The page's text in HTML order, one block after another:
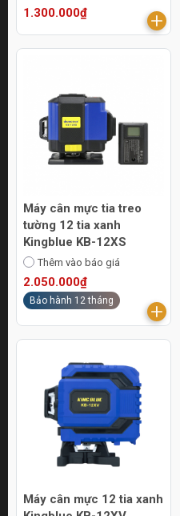
1.300.000₫
Máy cân mực tia treo
tường 12 tia xanh
Kingblue KB-12XS
Thêm vào báo giá
2.050.000₫
Bảo hành 12 tháng
Máy cân mực 12 tia xanh